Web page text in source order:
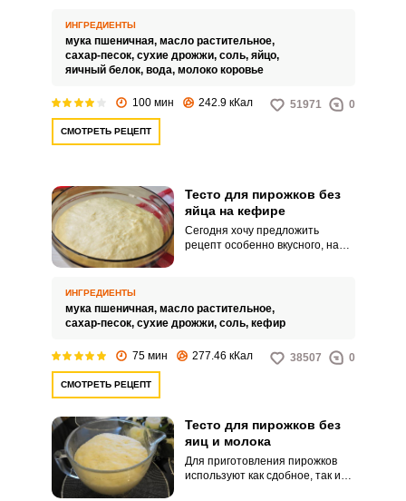
появлением в доме хлебопечки
процесс приготовления
домашней выпечки значительно
радует меня. С удовольствием
хочу поделиться рецептом
ИНГРЕДИЕНТЫ
мука пшеничная, масло растительное,
сахар-песок, сухие дрожжи, соль, яйцо,
яичный белок, вода, молоко коровье
100 мин 242.9 кКал 51971 0
СМОТРЕТЬ РЕЦЕПТ
Тесто для пирожков без
яйца на кефире
Сегодня хочу предложить
рецепт особенно вкусного, на
теста получается мягкой,
нежной и пушистой.
ИНГРЕДИЕНТЫ
мука пшеничная, масло растительное,
сахар-песок, сухие дрожжи, соль, кефир
75 мин 277.46 кКал 38507 0
СМОТРЕТЬ РЕЦЕПТ
Тесто для пирожков без
яиц и молока
Для приготовления пирожков
используют как сдобное, так и